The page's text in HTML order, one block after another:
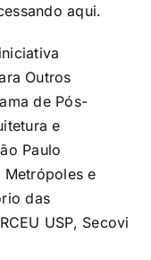
aqui.
Outros
de Pós-
e
Paulo
Metrópoles e
das
USP, Secovi